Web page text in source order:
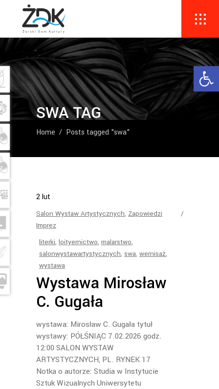
SWA TAG
Home / Posts tagged "swa"
2lut
Salon Wystaw Artystycznych, Zapowiedzi
Imprez
literki, loityernictwo, malarstwo,
salonwystawartystycznych, swa, wernisaż,
wystawa
Wystawa Mirosław
C. Gugała
wystawa: Mirosław C. Gugała tytuł
wystawy: PÓŁŚNIĄC 7.02.2026 godz.
12:00 SALON WYSTAW
ARTYSTYCZNYCH, PL. RYNEK 17
Notka o autorze: Studia w Instytucie
Sztuk Wizualnych Uniwersytetu